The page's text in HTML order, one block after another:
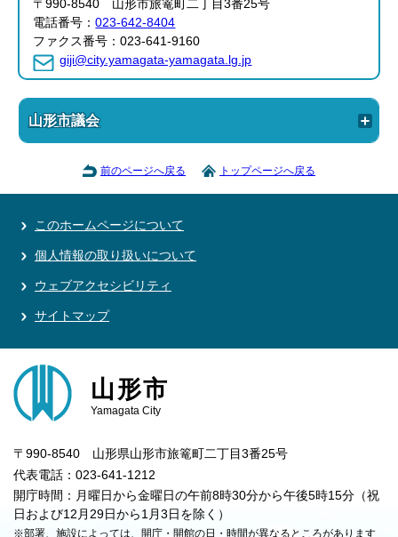
〒990-8540 山形市旅篭町二丁目3番25号
電話番号：023-642-8404
ファクス番号：023-641-9160
giji@city.yamagata-yamagata.lg.jp
山形市議会
前のページへ戻る トップページへ戻る
このホームページについて
個人情報の取り扱いについて
ウェブアクセシビリティ
サイトマップ
山形市
Yamagata City
〒990-8540 山形県山形市旅篭町二丁目3番25号
代表電話：023-641-1212
開庁時間：月曜日から金曜日の午前8時30分から午後5時15分（祝
日および12月29日から1月3日を除く）
※部署、施設によっては、開庁・開館の日・時間が異なるところがあります